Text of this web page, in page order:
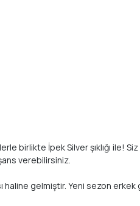
birlikte İpek Silver şıklığı ile!
verebilirsiniz.
haline gelmiştir. Yeni sezon